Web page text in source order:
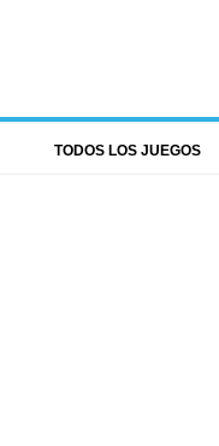
TODOS LOS JUEGOS